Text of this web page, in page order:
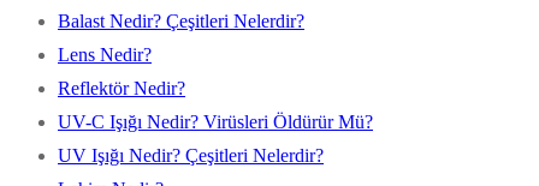
Balast Nedir? Çeşitleri Nelerdir?
Lens Nedir?
Reflektör Nedir?
UV-C Işığı Nedir? Virüsleri Öldürür Mü?
UV Işığı Nedir? Çeşitleri Nelerdir?